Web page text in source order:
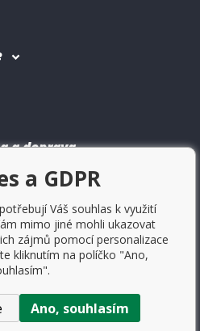
a doprava
- Tuning shop,
a GDPR
Váš souhlas k využití
mimo jiné mohli ukazovat
zájmů pomocí personalizace
kliknutím na políčko "Ano,
Ano, souhlasím